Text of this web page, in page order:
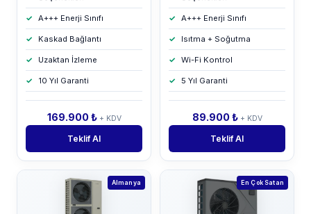
A+++ Enerji Sınıfı
Kaskad Bağlantı
Uzaktan İzleme
10 Yıl Garanti
169.900 ₺ + KDV
Teklif Al
A+++ Enerji Sınıfı
Isıtma + Soğutma
Wi-Fi Kontrol
5 Yıl Garanti
89.900 ₺ + KDV
Teklif Al
Almanya En Çok Satan